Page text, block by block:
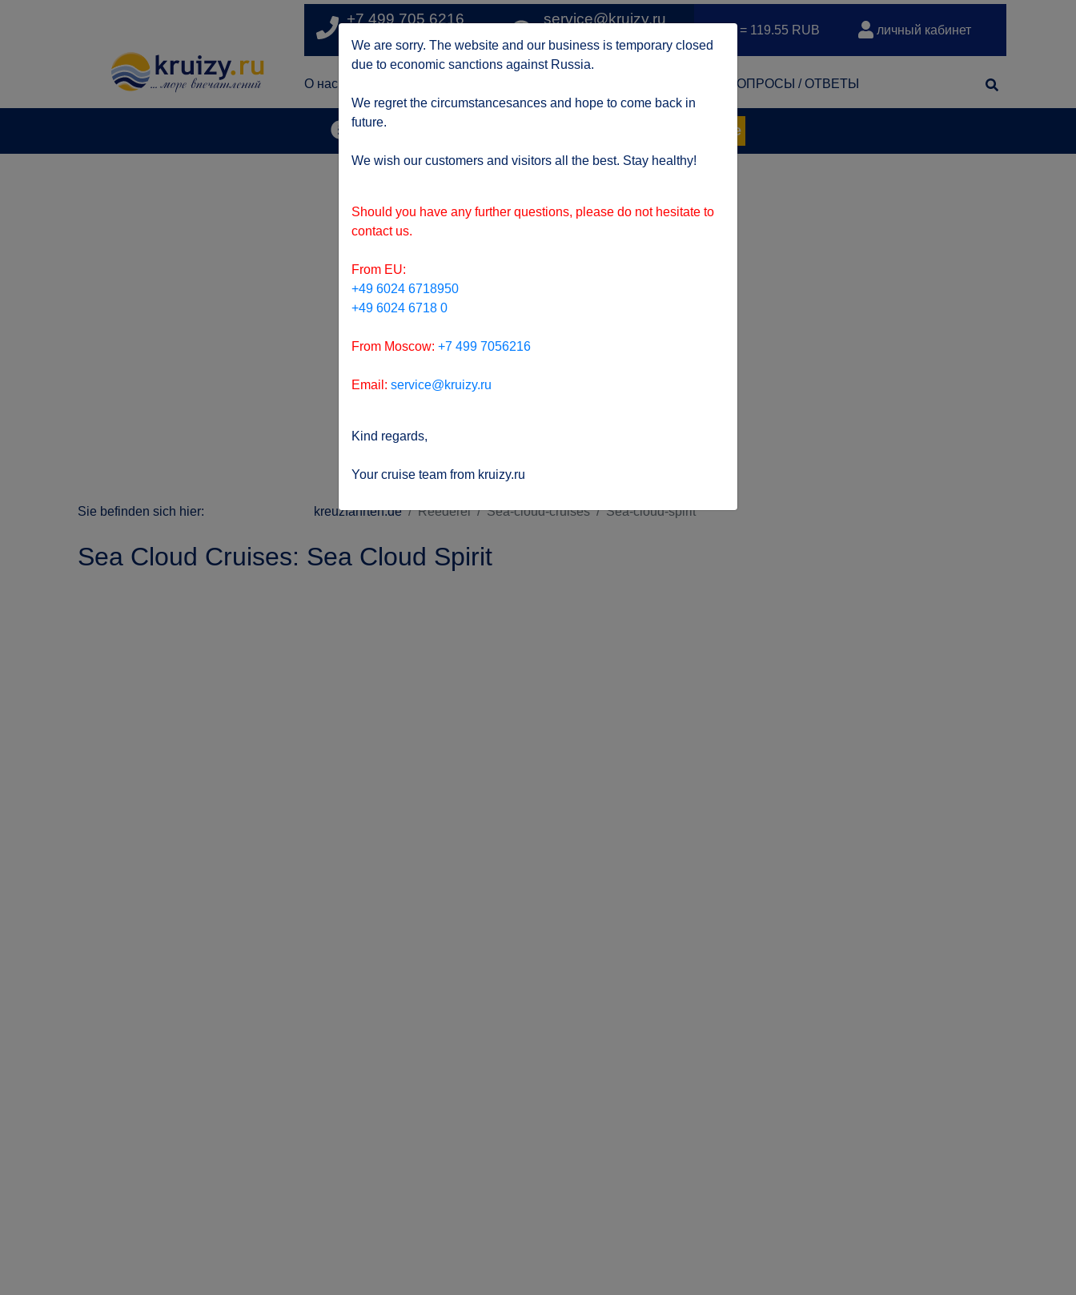
+7 499 705 6216
по Москве
service@kruizy.ru
Отправить запрос
1 EUR = 119.55 RUB личный кабинет
О нас ВОПРОСЫ / ОТВЕТЫ
Актуальная информация о короне вирусе подробнее
Sie befinden sich hier: kreuzfahrten.de Reederei Sea-cloud-cruises Sea-cloud-spirit
Sea Cloud Cruises: Sea Cloud Spirit
We are sorry. The website and our business is temporary closed
due to economic sanctions against Russia.
We regret the circumstancesances and hope to come back in
future.
We wish our customers and visitors all the best. Stay healthy!
Should you have any further questions, please do not hesitate to
contact us.
From EU:
+49 6024 6718950
+49 6024 6718 0
From Moscow: +7 499 7056216
Email: service@kruizy.ru
Kind regards,
Your cruise team from kruizy.ru